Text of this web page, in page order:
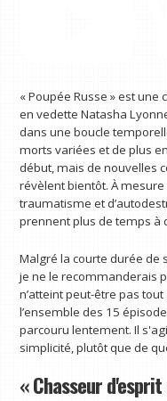
« Poupée Russe » est
en vedette Natasha
dans une boucle
morts variées et de plus
début, mais de nouvelles
révèlent bientôt. À
traumatisme et
prennent plus de temps à
Malgré la courte durée de
je ne le recommanderais
n’atteint peut-être pas
l’ensemble des 15
parcouru lentement. Il
simplicité, plutôt que de
« Chasseur